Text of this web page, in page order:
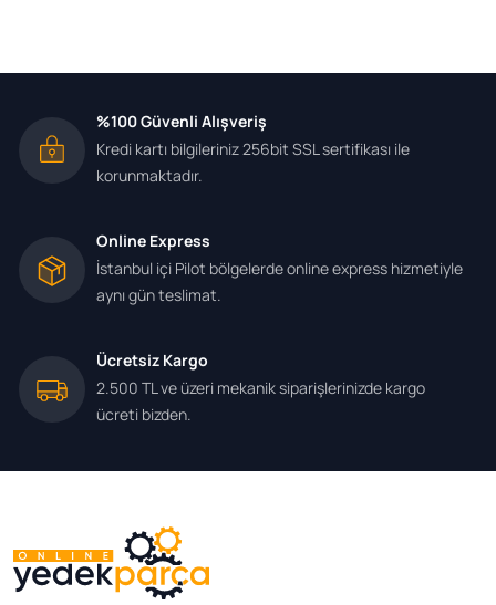
%100 Güvenli Alışveriş
Kredi kartı bilgileriniz 256bit SSL sertifikası ile
korunmaktadır.
Online Express
İstanbul içi Pilot bölgelerde online express hizmetiyle
aynı gün teslimat.
Ücretsiz Kargo
2.500 TL ve üzeri mekanik siparişlerinizde kargo
ücreti bizden.